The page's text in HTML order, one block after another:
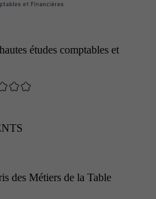
études comptables et
des Métiers de la Table